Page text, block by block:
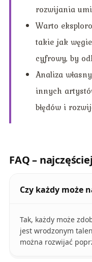
rozwijania
Warto
takie jak
cyfrowy, by
Analiza
innych
błędów i
FAQ –
Czy każdy może
Tak, każdy może
jest wrodzonym
można rozwijać